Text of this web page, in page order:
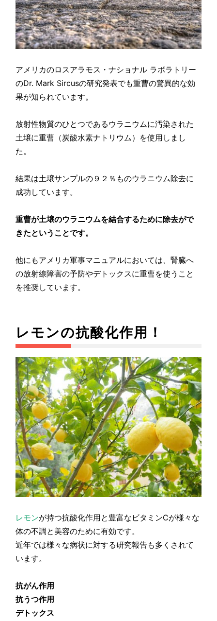
アメリカのロスアラモス・ナショナル ラボラトリー
のDr. Mark Sircusの研究発表でも重曹の驚異的な効
果が知られています。
放射性物質のひとつであるウラニウムに汚染された
土壌に重曹（炭酸水素ナトリウム）を使用しまし
た。
結果は土壌サンプルの９２％ものウラニウム除去に
成功しています。
重曹が土壌のウラニウムを結合するために除去がで
きたということです。
他にもアメリカ軍事マニュアルにおいては、腎臓へ
の放射線障害の予防やデトックスに重曹を使うこと
を推奨しています。
レモンの抗酸化作用！
レモンが持つ抗酸化作用と豊富なビタミンCが様々な
体の不調と美容のために有効です。
近年では様々な病状に対する研究報告も多くされて
います。
抗がん作用
抗うつ作用
デトックス